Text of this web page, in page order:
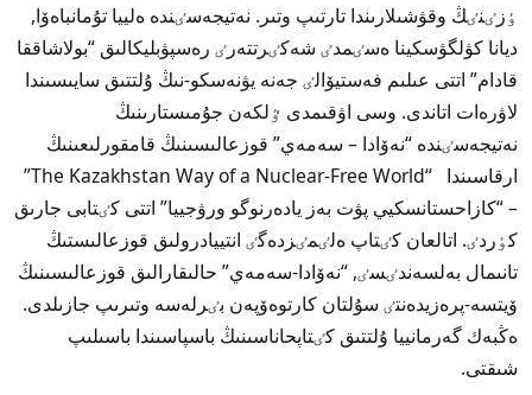
ٶزٸنٸڭ وقۋشىلارىندا تارتىپ وتىر. نەتيجەسٸندە ەلييا تۇمانباەۆا,
ديانا كۋلگۋسكينا ەسٸمدٸ شەكٸرتتەرٸ رەسپۋبليكالىق “بولاشاققا
قادام” اتتى عىلىم فەستيۆالٸ جەنە يۋنەسكو-نىڭ ۇلتتىق سايىسىندا
لاۋرەات اتاندى. وسى اۋقىمدى ٷلكەن جۇمىستارىنىڭ
نەتيجەسٸندە “نەۆادا – سەمەي” قوزعالىسىنىڭ قامقورلىعىنىڭ
ارقاسىندا “The Kazakhstan Way of a Nuclear-Free World”
– “كازاحستانسكيي پۋت بەز يادەرنوگو ورۋجييا” اتتى كٸتابى جارىق
كٶردٸ. اتالعان كٸتاپ ەلٸمٸزدەگٸ انتييادرولىق قوزعالىستىڭ
تانىمال بەلسەندٸسٸ, “نەۆادا-سەمەي” حالىقارالىق قوزعالىسىنىڭ
ۆيتسە-پرەزيدەنتٸ سۇلتان كارتوەۆپەن بٸرلەسە وتىرىپ جازىلدى.
ەڭبەك گەرمانييا ۇلتتىق كٸتاپحاناسىنىڭ باسپاسىندا باسىلىپ
شىقتى.